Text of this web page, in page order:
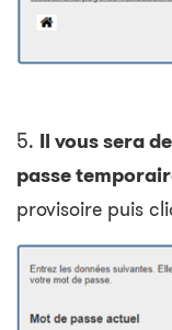
5. Il vous sera
passe
provisoire puis